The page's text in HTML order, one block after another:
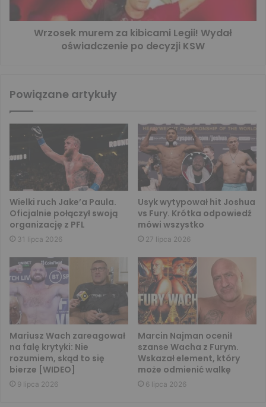
Wrzosek murem za kibicami Legii! Wydał
oświadczenie po decyzji KSW
Powiązane artykuły
Wielki ruch Jake’a Paula.
Oficjalnie połączył swoją
organizację z PFL
31 lipca 2026
Usyk wytypował hit Joshua
vs Fury. Krótka odpowiedź
mówi wszystko
27 lipca 2026
Mariusz Wach zareagował
na falę krytyki: Nie
rozumiem, skąd to się
bierze [WIDEO]
9 lipca 2026
Marcin Najman ocenił
szanse Wacha z Furym.
Wskazał element, który
może odmienić walkę
6 lipca 2026